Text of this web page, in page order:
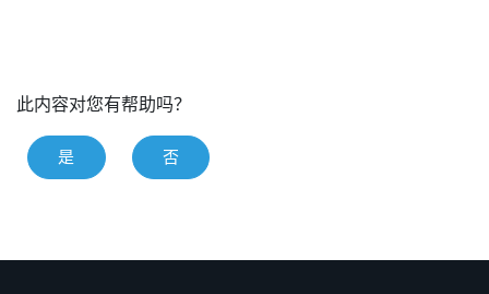
此内容对您有帮助吗？
是 否